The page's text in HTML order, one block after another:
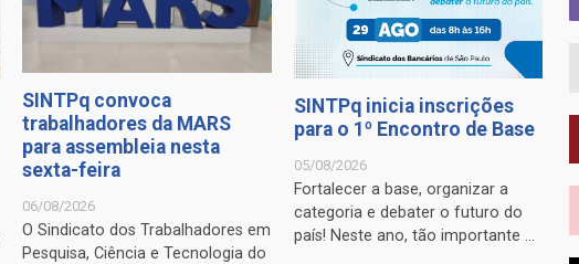
SINTPq convoca
trabalhadores da MARS
para assembleia nesta
sexta-feira
06/08/2026
O Sindicato dos Trabalhadores em
Pesquisa, Ciência e Tecnologia do
SINTPq inicia inscrições
para o 1º Encontro de Base
05/08/2026
Fortalecer a base, organizar a
categoria e debater o futuro do
país! Neste ano, tão importante ...